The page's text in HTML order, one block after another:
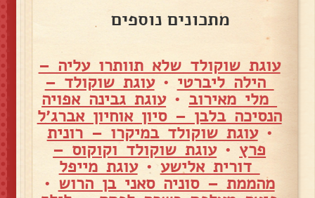
מתכונים נוספים
עוגת שוקולד שלא תוותרו עליה –
הילה ליברטי •עוגת שוקולד –
מלי מאירוב •עוגת גבינה אפויה
הנסיכה בלבן – סיון אוחיון אברג׳ל
•עוגת שוקולד במיקרו – רונית
פרץ •עוגת שוקולד וקוקוס –
דורית אלישע •עוגת מייפל
מהממת – סוניה סאני בן הרוש •